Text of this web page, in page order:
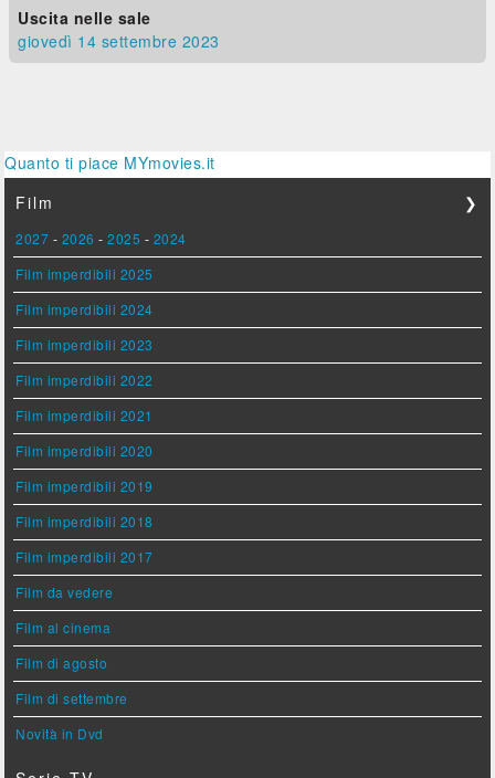
Uscita nelle sale
giovedì 14 settembre 2023
Quanto ti piace MYmovies.it
Film
❯
2027 - 2026 -2025 - 2024
Film imperdibili 2025
Film imperdibili 2024
Film imperdibili 2023
Film imperdibili 2022
Film imperdibili 2021
Film imperdibili 2020
Film imperdibili 2019
Film imperdibili 2018
Film imperdibili 2017
Film da vedere
Film al cinema
Film di agosto
Film di settembre
Novità in Dvd